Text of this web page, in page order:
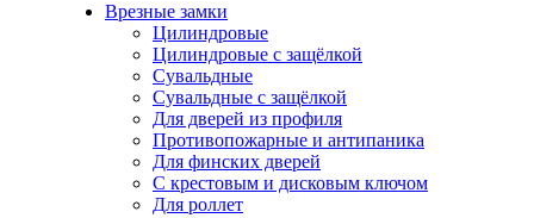
Врезные замки
Цилиндровые
Цилиндровые с защёлкой
Сувальдные
Сувальдные с защёлкой
Для дверей из профиля
Противопожарные и антипаника
Для финских дверей
С крестовым и дисковым ключом
Для роллет